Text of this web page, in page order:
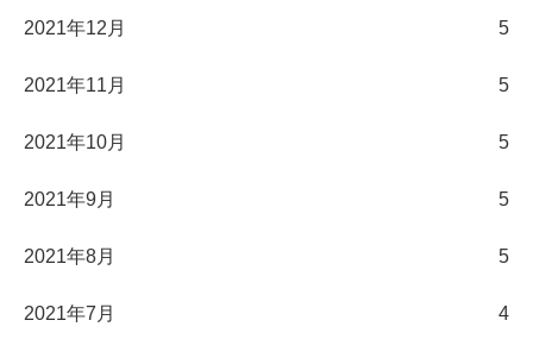
2021年12月 5
2021年11月 5
2021年10月 5
2021年9月 5
2021年8月 5
2021年7月 4